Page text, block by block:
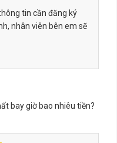
tin cần đăng ký
nhân viên bên em sẽ
bay giờ bao nhiêu tiền?